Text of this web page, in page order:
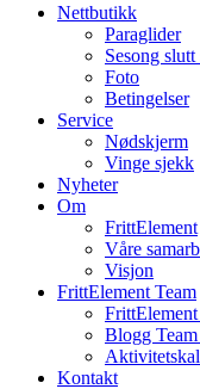
Nettbutikk
Paraglider
Sesong
Foto
Betingelser
Service
Nødskjerm
Vinge sjekk
Nyheter
Om
FrittElement
Våre
Visjon
FrittElement Team
Blogg
Kontakt